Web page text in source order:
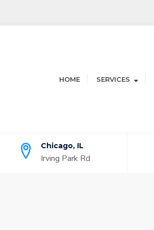
HOME SERVICES
Chicago, IL
Irving Park Rd